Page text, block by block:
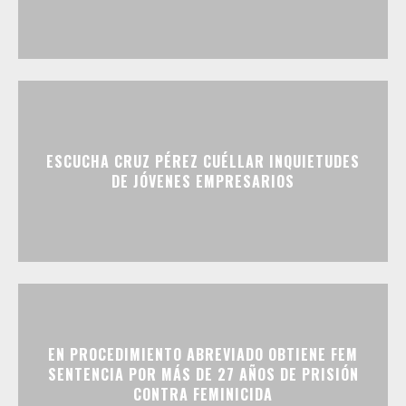
ESCUCHA CRUZ PÉREZ CUÉLLAR INQUIETUDES
DE JÓVENES EMPRESARIOS
EN PROCEDIMIENTO ABREVIADO OBTIENE FEM
SENTENCIA POR MÁS DE 27 AÑOS DE PRISIÓN
CONTRA FEMINICIDA